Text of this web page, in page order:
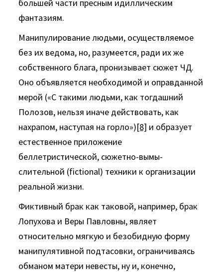
большей части пресным идиллическим
фантазиям.
Манипулирование людьми, осуществляемое
без их ведома, но, разумеется, ради их же
собственного блага, пронизывает сюжет ЧД.
Оно объявляется необходимой и оправданной
ме­рой («С такими людьми, как тогдашний
Полозов, нельзя иначе действовать, как
нахрапом, наступая на горло»)[8] и образует
ес­тественное приложение
беллетристической, сюжетно-вымы­
слительной (fictional) техники к организации
реальной жизни.
Фиктивный брак как таковой, например, брак
Лопухова и Веры Павловны, являет
относительно мягкую и безобидную форму
манипулятивной подтасовки, ограничиваясь
обманом матери невесты, ну и, конечно,